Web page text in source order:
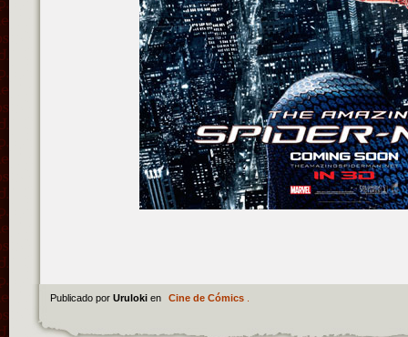
Publicado por Uruloki en Cine de Cómics.